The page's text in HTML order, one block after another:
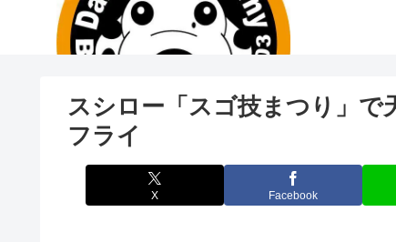
スシロー「スゴ技まつり」で
フライ
X Facebook